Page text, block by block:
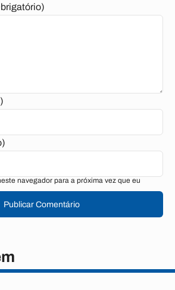
navegador para a próxima vez que eu
Publicar Comentário